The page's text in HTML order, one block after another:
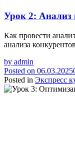
Урок 2: Анализ
Как провести
анализа
by admin
Posted on 06.03.2025
Posted in Экспресс